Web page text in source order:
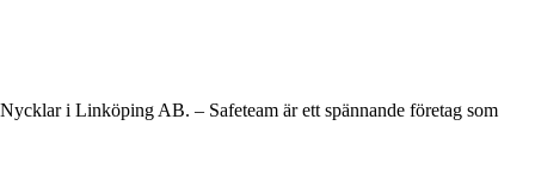
i Linköping AB. – Safeteam är ett spännande företag som